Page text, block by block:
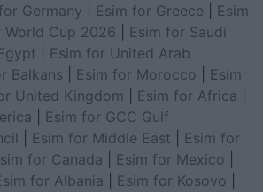
Germany Esim for Greece
Esim
World Cup 2026
Esim for Saudi
Esim for United Arab
Balkans Esim for Morocco
Esim
United Kingdom Esim for Africa
Esim for GCC Gulf
Esim for Middle East
Esim for
for Canada Esim for Mexico
for Albania Esim for Kosovo